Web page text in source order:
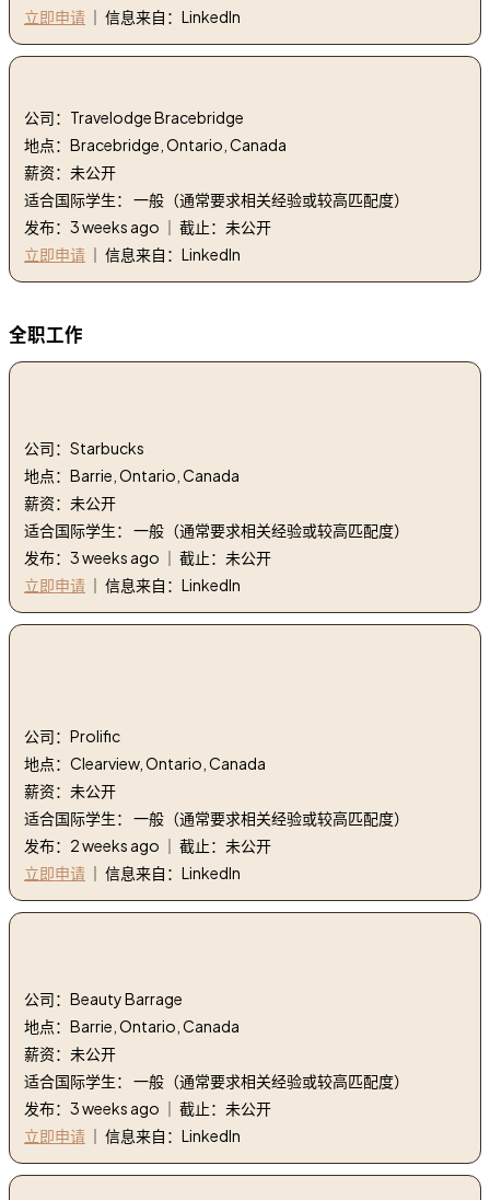
立即申请 ｜ 信息来自：LinkedIn
公司：Travelodge Bracebridge
地点：Bracebridge, Ontario, Canada
薪资：未公开
适合国际学生： 一般（通常要求相关经验或较高匹配度）
发布：3 weeks ago ｜ 截止：未公开
立即申请 ｜ 信息来自：LinkedIn
全职工作
公司：Starbucks
地点：Barrie, Ontario, Canada
薪资：未公开
适合国际学生： 一般（通常要求相关经验或较高匹配度）
发布：3 weeks ago ｜ 截止：未公开
立即申请 ｜ 信息来自：LinkedIn
公司：Prolific
地点：Clearview, Ontario, Canada
薪资：未公开
适合国际学生： 一般（通常要求相关经验或较高匹配度）
发布：2 weeks ago ｜ 截止：未公开
立即申请 ｜ 信息来自：LinkedIn
公司：Beauty Barrage
地点：Barrie, Ontario, Canada
薪资：未公开
适合国际学生： 一般（通常要求相关经验或较高匹配度）
发布：3 weeks ago ｜ 截止：未公开
立即申请 ｜ 信息来自：LinkedIn